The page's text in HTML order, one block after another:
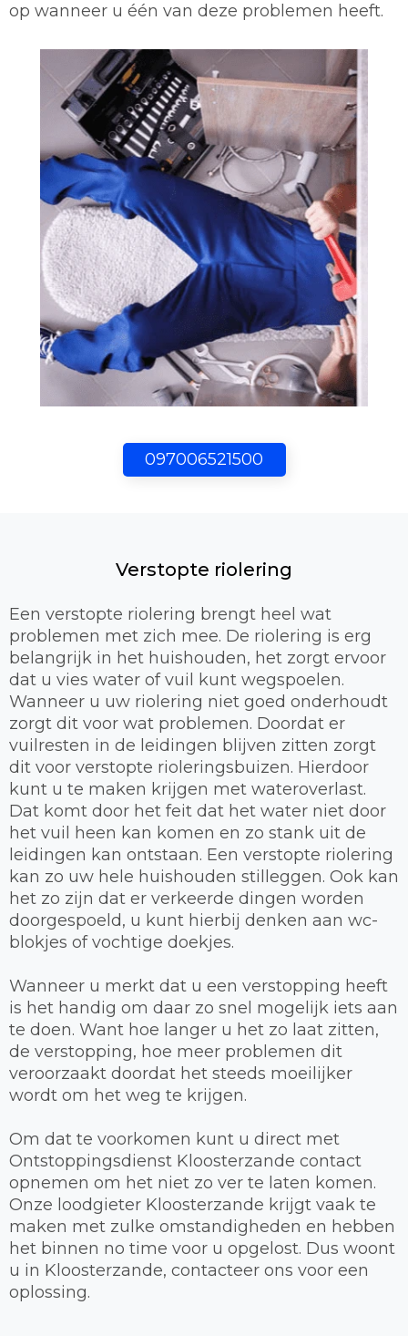
097006521500
op wanneer u één van deze problemen heeft.
Verstopte riolering
Een verstopte riolering brengt heel wat
problemen met zich mee. De riolering is erg
belangrijk in het huishouden, het zorgt ervoor
dat u vies water of vuil kunt wegspoelen.
Wanneer u uw riolering niet goed onderhoudt
zorgt dit voor wat problemen. Doordat er
vuilresten in de leidingen blijven zitten zorgt
dit voor verstopte rioleringsbuizen. Hierdoor
kunt u te maken krijgen met wateroverlast.
Dat komt door het feit dat het water niet door
het vuil heen kan komen en zo stank uit de
leidingen kan ontstaan. Een verstopte riolering
kan zo uw hele huishouden stilleggen. Ook kan
het zo zijn dat er verkeerde dingen worden
doorgespoeld, u kunt hierbij denken aan wc-
blokjes of vochtige doekjes.
Wanneer u merkt dat u een verstopping heeft
is het handig om daar zo snel mogelijk iets aan
te doen. Want hoe langer u het zo laat zitten,
de verstopping, hoe meer problemen dit
veroorzaakt doordat het steeds moeilijker
wordt om het weg te krijgen.
Om dat te voorkomen kunt u direct met
Ontstoppingsdienst Kloosterzande contact
opnemen om het niet zo ver te laten komen.
Onze loodgieter Kloosterzande krijgt vaak te
maken met zulke omstandigheden en hebben
het binnen no time voor u opgelost. Dus woont
u in Kloosterzande, contacteer ons voor een
oplossing.